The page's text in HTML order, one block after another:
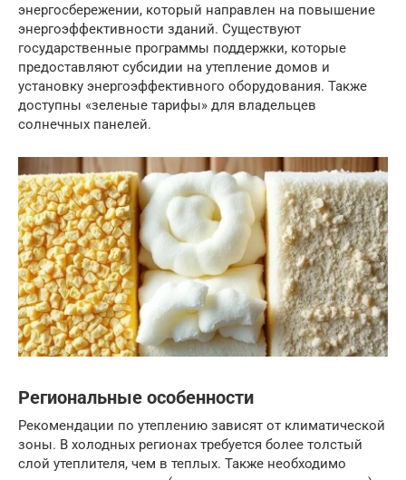
энергосбережении, который направлен на повышение
энергоэффективности зданий. Существуют
государственные программы поддержки, которые
предоставляют субсидии на утепление домов и
установку энергоэффективного оборудования. Также
доступны «зеленые тарифы» для владельцев
солнечных панелей.
Региональные особенности
Рекомендации по утеплению зависят от климатической
зоны. В холодных регионах требуется более толстый
слой утеплителя, чем в теплых. Также необходимо